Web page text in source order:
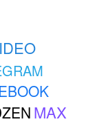
MAX